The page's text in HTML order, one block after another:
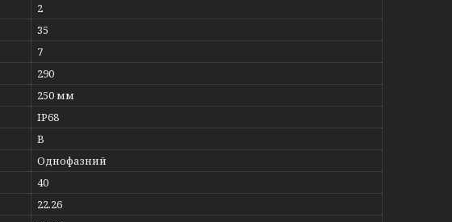
2
35
7
290
250 мм
IP68
В
Однофазний
40
22.26